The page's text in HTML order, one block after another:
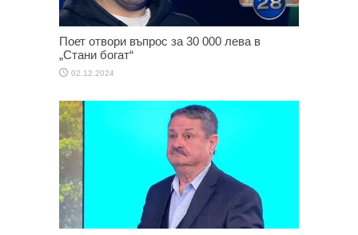
Поет отвори въпрос за 30 000 лева в
„Стани богат“
02.12.2024